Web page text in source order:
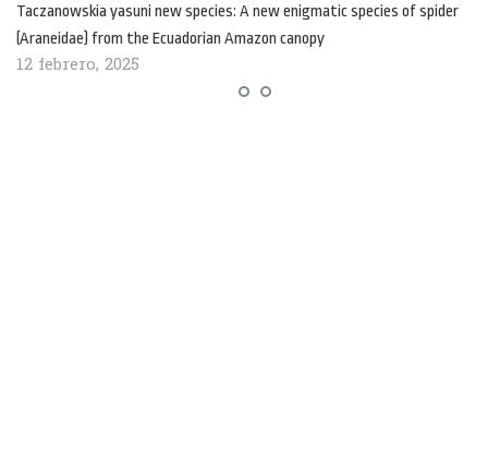
Taczanowskia yasuni new species: A new enigmatic species of spider
(Araneidae) from the Ecuadorian Amazon canopy
12 febrero, 2025